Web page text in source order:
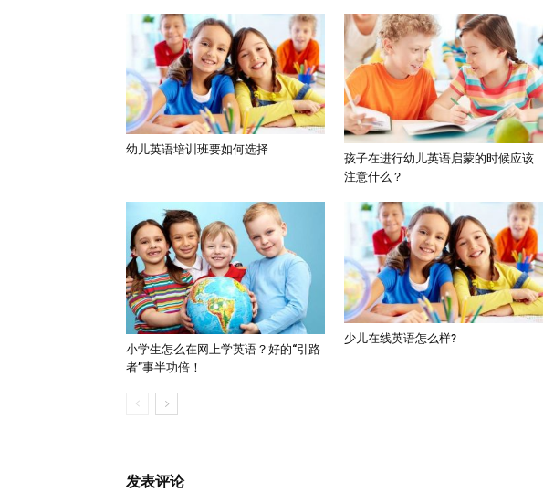
幼儿英语培训班要如何选择
孩子在进行幼儿英语启蒙的时候应该
注意什么？
小学生怎么在网上学英语？好的“引路
者”事半功倍！
少儿在线英语怎么样?
发表评论